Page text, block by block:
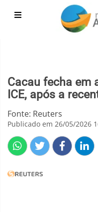
Cacau fecha em
ICE, após a
Fonte: Reuters
Publicado em 26/05/2026